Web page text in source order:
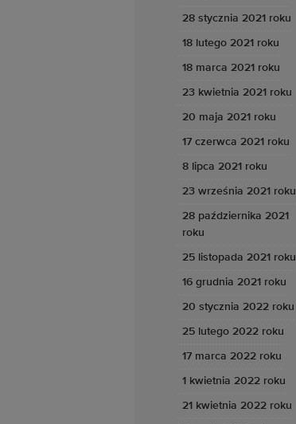
28 stycznia 2021 roku
18 lutego 2021 roku
18 marca 2021 roku
23 kwietnia 2021 roku
20 maja 2021 roku
17 czerwca 2021 roku
8 lipca 2021 roku
23 września 2021 roku
28 października 2021
roku
25 listopada 2021 roku
16 grudnia 2021 roku
20 stycznia 2022 roku
25 lutego 2022 roku
17 marca 2022 roku
1 kwietnia 2022 roku
21 kwietnia 2022 roku